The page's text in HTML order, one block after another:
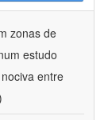
zonas de
estudo
entre